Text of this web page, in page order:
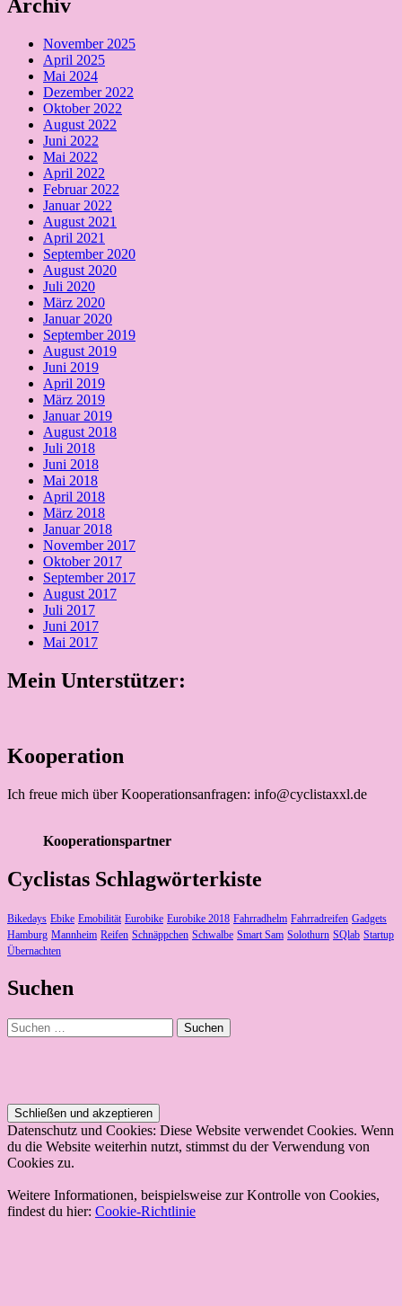
Archiv
November 2025
April 2025
Mai 2024
Dezember 2022
Oktober 2022
August 2022
Juni 2022
Mai 2022
April 2022
Februar 2022
Januar 2022
August 2021
April 2021
September 2020
August 2020
Juli 2020
März 2020
Januar 2020
September 2019
August 2019
Juni 2019
April 2019
März 2019
Januar 2019
August 2018
Juli 2018
Juni 2018
Mai 2018
April 2018
März 2018
Januar 2018
November 2017
Oktober 2017
September 2017
August 2017
Juli 2017
Juni 2017
Mai 2017
Mein Unterstützer:
Kooperation
Ich freue mich über Kooperationsanfragen: info@cyclistaxxl.de
Kooperationspartner
Cyclistas Schlagwörterkiste
Bikedays Ebike Emobilität Eurobike Eurobike 2018 Fahrradhelm Fahrradreifen Gadgets
Hamburg Mannheim Reifen Schnäppchen Schwalbe Smart Sam Solothurn SQlab Startup
Übernachten
Suchen
Suchen
nach:
Datenschutz und Cookies: Diese Website verwendet Cookies. Wenn
du die Website weiterhin nutzt, stimmst du der Verwendung von
Cookies zu.
Weitere Informationen, beispielsweise zur Kontrolle von Cookies,
findest du hier: Cookie-Richtlinie